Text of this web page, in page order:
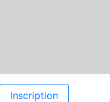
Inscription